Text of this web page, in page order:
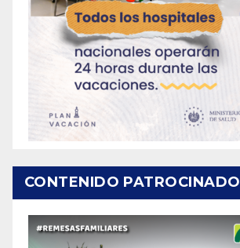
CONTENIDO PATROCINADO